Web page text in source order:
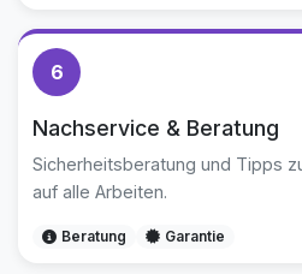
6
Nachservice & Beratung
Sicherheitsberatung und Tipps
auf alle Arbeiten.
Beratung Garantie